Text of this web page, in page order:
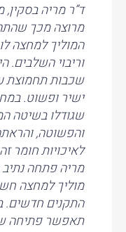
ד”ר מריה
מרוצה מכך
המוליך למחצה
וריבוי השלבים.
שכבות תחמוצת
ישיר ופשוט.
שגודלו בשיטה
והפשוטה,
לאיכויות חומר
מריה פתחה
מוליך למחצה
התקנים חדשים.
תאפשר פתיחה